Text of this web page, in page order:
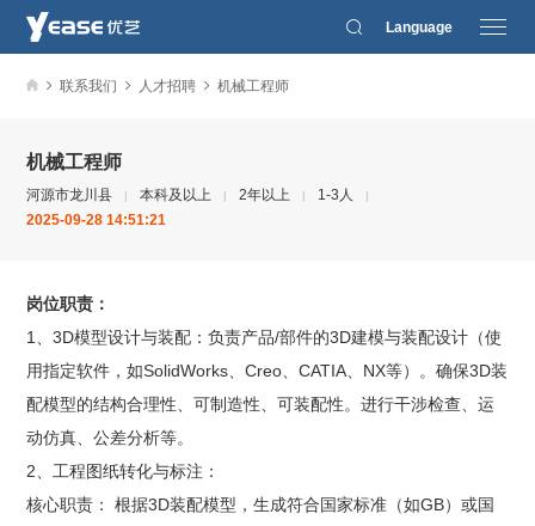
Language
联系我们 人才招聘 机械工程师
机械工程师
河源市龙川县 | 本科及以上 | 2年以上 | 1-3人 |
2025-09-28 14:51:21
岗位职责：
1、3D模型设计与装配：负责产品/部件的3D建模与装配设计（使
用指定软件，如SolidWorks、Creo、CATIA、NX等）。确保3D装
配模型的结构合理性、可制造性、可装配性。进行干涉检查、运
动仿真、公差分析等。
2、工程图纸转化与标注：
核心职责： 根据3D装配模型，生成符合国家标准（如GB）或国